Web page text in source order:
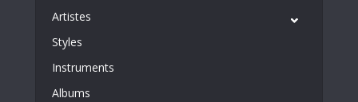
Artistes
Styles
Instruments
Albums